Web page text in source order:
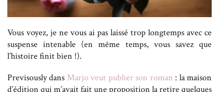
Vous voyez, je ne vous ai pas laissé trop longtemps avec ce
suspense intenable (en même temps, vous savez que
l’histoire finit bien !).
Previsously dans Marjo veut publier son roman : la maison
d’édition qui m’avait fait une proposition la retire quelques